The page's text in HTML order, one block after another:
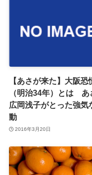
【あさが来た】大阪恐
（明治34年）とは あ
広岡浅子がとった強気
動
2016年3月20日